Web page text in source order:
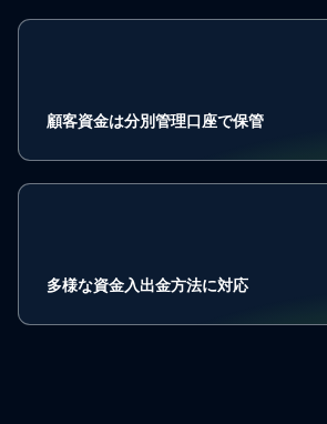
顧客資金は分別管理口座で保管
多様な資金入出金方法に対応